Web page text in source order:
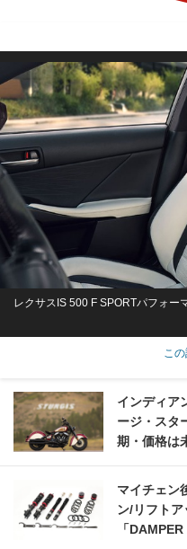
レクサスIS 500 F SPORTパフォー
こ
インディア
ージ・スタ
期・価格は
マイチェン
ン/リフト
「